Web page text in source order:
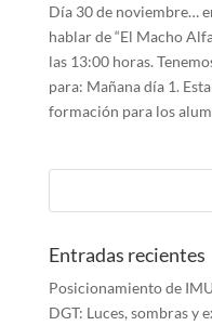
Día 30 de noviembre…
hablar de “El Macho
las 13:00 horas.
para: Mañana día 1.
formación para los
Entradas recientes
Posicionamiento de
DGT: Luces, sombras y